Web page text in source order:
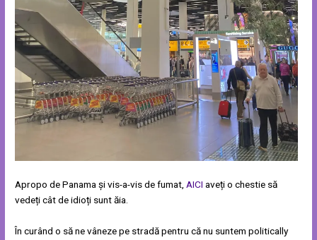
Apropo de Panama și vis-a-vis de fumat,AICI aveți o chestie să
vedeți cât de idioți sunt ăia.
În curând o să ne vâneze pe stradă pentru că nu suntem politically